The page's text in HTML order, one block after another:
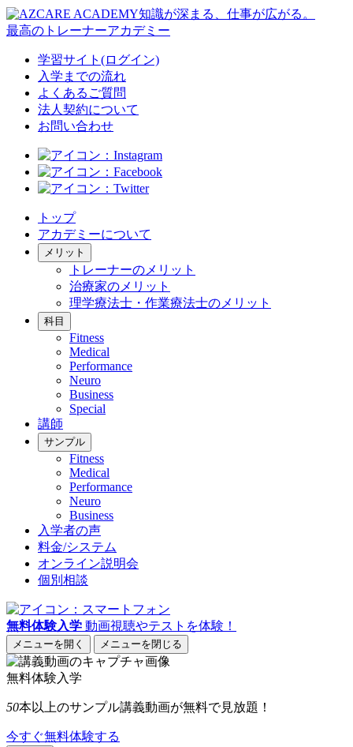
知識が深まる、仕事が広がる。
最高のトレーナーアカデミー
学習サイト(ログイン)
入学までの流れ
よくあるご質問
法人契約について
お問い合わせ
トップ
アカデミーについて
メリット
トレーナーのメリット
治療家のメリット
理学療法士・作業療法士のメリット
科目
Fitness
Medical
Performance
Neuro
Business
Special
講師
サンプル
Fitness
Medical
Performance
Neuro
Business
入学者の声
料金/システム
オンライン説明会
個別相談
無料体験入学 動画視聴やテストを体験！
メニューを開く メニューを閉じる
無料体験入学
50本以上のサンプル講義動画が無料で見放題！
今すぐ無料体験する